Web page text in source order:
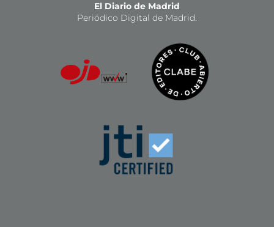
El Diario de Madrid
Periódico Digital de Madrid.